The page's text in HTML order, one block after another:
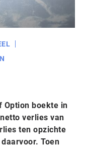
boekte in
verlies van
ten opzichte
Toen